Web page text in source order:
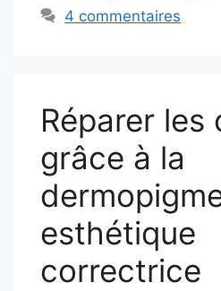
4 commentaires
Réparer
grâce à la
esthétique
correctrice